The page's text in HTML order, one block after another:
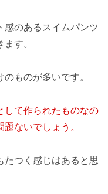
感のあるスイムパンツ
す。
ものが多いです。
して作られたものなの
ないでしょう。
たつく感じはあると思